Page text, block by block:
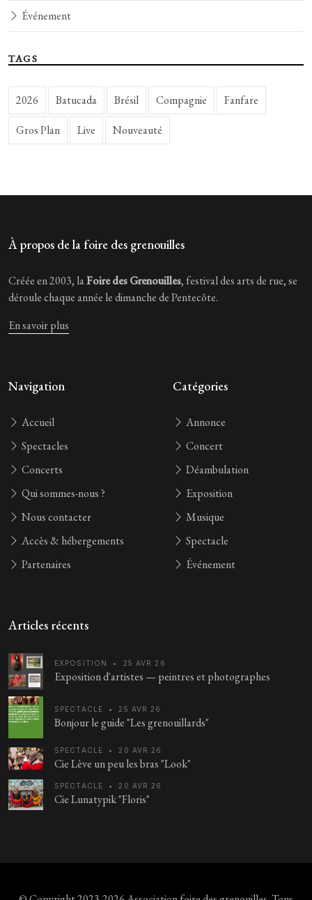
Événement
TAGS
2026 Batucada Brésil Compagnie Fanfare
Gros Plan Live Nouveauté
À propos de la foire des grenouilles
Créée en 2003, laFoire des Grenouilles, festival des arts de rue, se
déroule chaque année le dimanche de Pentecôte.
En savoir plus
Navigation
Accueil
Spectacles
Concerts
Qui sommes-nous ?
Nous contacter
Accès & hébergements
Partenaires
Catégories
Annonce
Concert
Déambulation
Exposition
Musique
Spectacle
Événement
Articles récents
EXPOSITION • 25 AVR 26
Exposition d'artistes — peintres et photographes
SPECTACLE • 25 AVR 26
Bonjour le guide "Les grenouillards"
SPECTACLE • 20 AVR 26
Cie Lève un peu les bras "Look"
SPECTACLE • 20 AVR 26
Cie Lunatypik "Floris"